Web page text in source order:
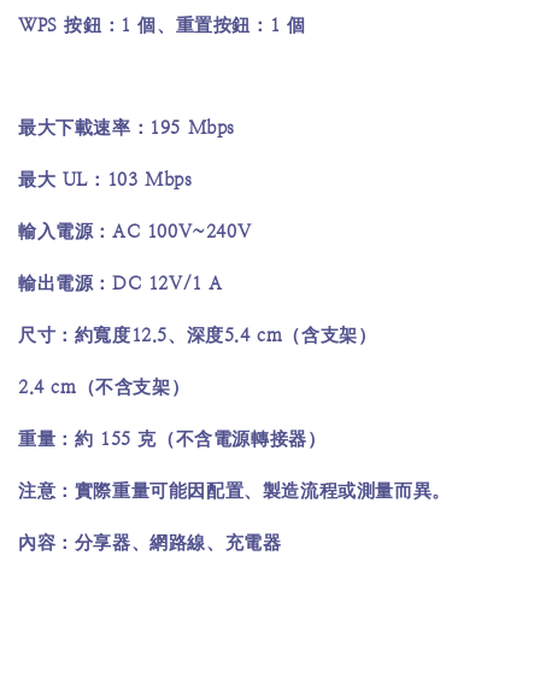
WPS按鈕： 1個、重置按鈕： 1 個
最大下載速率： 195 Mbps
最大 UL ： 103 Mbps
輸入電源： AC 100V~240V
輸出電源： DC 12V/1 A
尺寸：約寬度12.5、深度5.4 cm （含支架）
2.4 cm （不含支架）
重量：約 155 克（不含電源轉接器）
注意：實際重量可能因配置、製造流程或測量而異。
內容：分享器、網路線、充電器